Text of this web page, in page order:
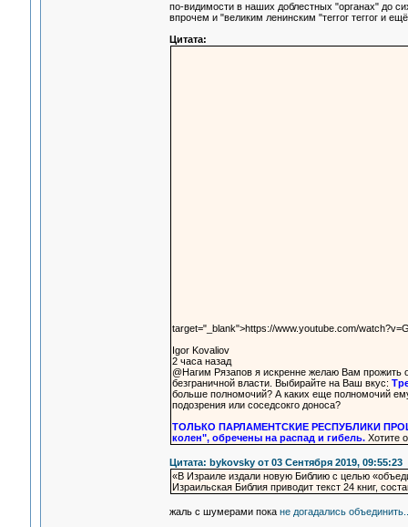
по-видимости в наших доблестных "органах" до
впрочем и "великим ленинским "теrrог теггог и ещё
Цитата:
target="_blank">https://www.youtube.com/
Igor Kovaliov
2 часа назад
@Нагим Рязапов я искренне желаю Вам прожить
безграничной власти. Выбирайте на Ваш вкус:
больше полномочий? А каких еще полномочий
подозрения или соседсокго доноса?
ТОЛЬКО ПАРЛАМЕНТСКИЕ РЕСПУБЛИКИ
колен", обречены на распад и гибель.Хотите
Цитата: bykovsky от 03 Сентября 2019, 09:55:23
«В Израиле издали новую Библию с целью
Израильская Библия приводит текст 24 книг,
жаль с шумерами пока не догадались объединить..